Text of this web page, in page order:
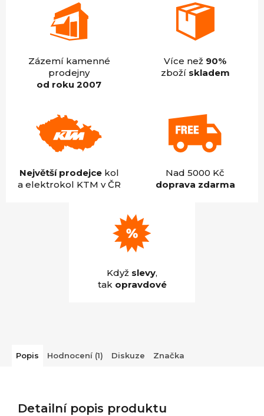
Zázemí kamenné
prodejny
od roku 2007
Více než 90%
zboží skladem
Největší prodejcekol
a elektrokol KTM v ČR
Nad 5000 Kč
doprava zdarma
Když slevy,
tak opravdové
Popis Hodnocení (1) Diskuze Značka
Detailní popis produktu